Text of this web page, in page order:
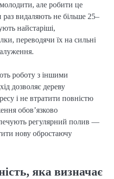
але робити це
видаляють не більше 25–
найстаріші,
переводячи їх на сильні
роботу з іншими
дозволяє дереву
і не втратити повністю
обов’язково
регулярний полив —
нову обростаючу
яка визначає